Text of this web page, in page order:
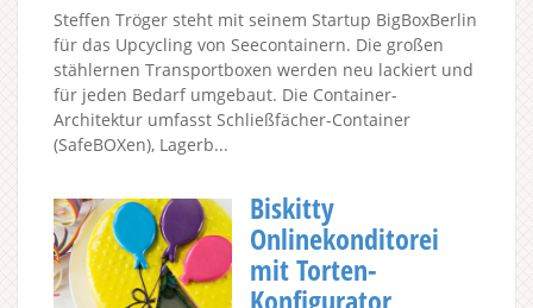
Steffen Tröger steht mit seinem Startup BigBoxBerlin
für das Upcycling von Seecontainern. Die großen
stählernen Transportboxen werden neu lackiert und
für jeden Bedarf umgebaut. Die Container-
Architektur umfasst Schließfächer-Container
(SafeBOXen), Lagerb...
Biskitty
Onlinekonditorei
mit Torten-
Konfigurator